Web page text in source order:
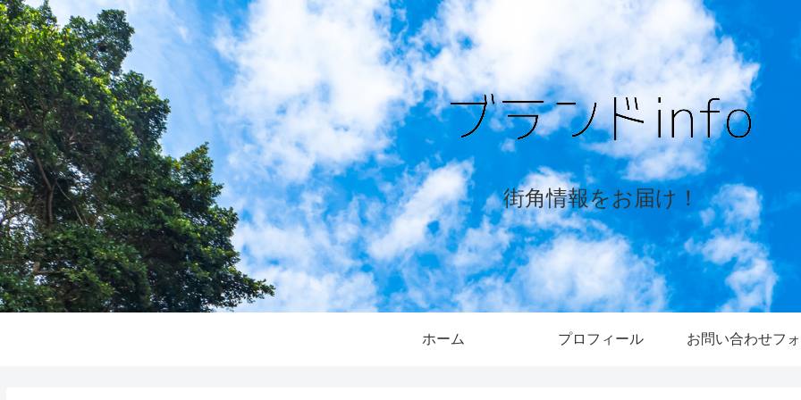
街角情報をお届け！
ホーム プロフィール お問い合わせフ